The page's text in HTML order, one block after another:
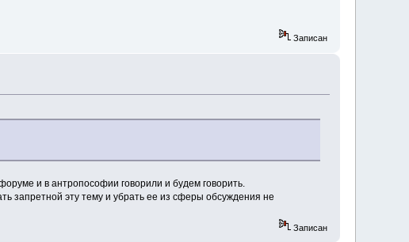
Записан
и в антропософии говорили и будем говорить.
запретной эту тему и убрать ее из сферы обсуждения не
Записан